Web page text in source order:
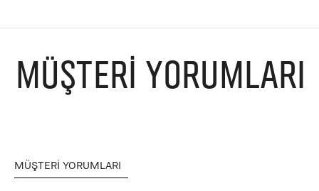
MÜŞTERI YORUMLARI
MÜŞTERI YORUMLARI